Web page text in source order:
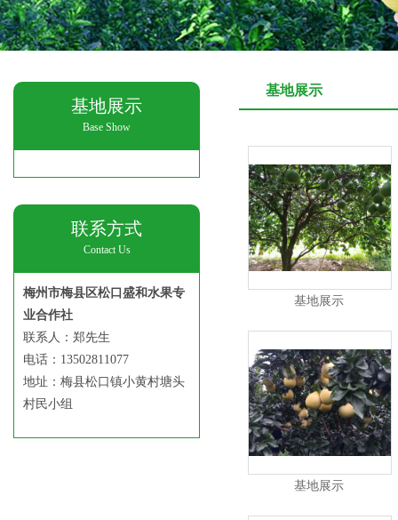
基地展示
Base Show
联系方式
Contact Us
梅州市梅县区松口盛和水果专
业合作社
联系人：郑先生
电话：13502811077
地址：梅县松口镇小黄村塘头
村民小组
基地展示
基地展示
基地展示